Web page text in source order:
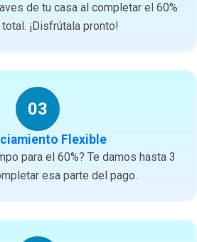
de tu casa al completar el 60%
¡Disfrútala pronto!
03
Flexible
para el 60%? Te damos hasta 3
esa parte del pago.